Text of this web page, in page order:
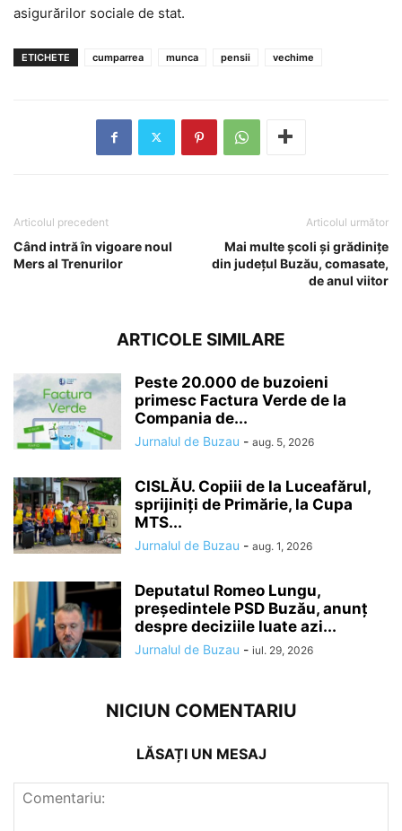
asigurărilor sociale de stat.
ETICHETE cumparrea munca pensii vechime
Articolul precedent
Când intră în vigoare noul
Mers al Trenurilor
Articolul următor
Mai multe școli și grădinițe
din județul Buzău, comasate,
de anul viitor
ARTICOLE SIMILARE
Peste 20.000 de buzoieni
primesc Factura Verde de la
Compania de...
Jurnalul de Buzau - aug. 5, 2026
CISLĂU. Copiii de la Luceafărul,
sprijiniți de Primărie, la Cupa
MTS...
Jurnalul de Buzau - aug. 1, 2026
Deputatul Romeo Lungu,
președintele PSD Buzău, anunț
despre deciziile luate azi...
Jurnalul de Buzau - iul. 29, 2026
NICIUN COMENTARIU
LĂSAȚI UN MESAJ